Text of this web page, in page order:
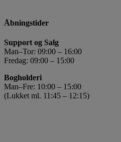
Åbningstider
Support og Salg
Man–Tor: 09:00 – 16:00
Fredag: 09:00 – 15:00
Bogholderi
Man–Fre: 10:00 – 15:00
(Lukket ml. 11:45 – 12:15)